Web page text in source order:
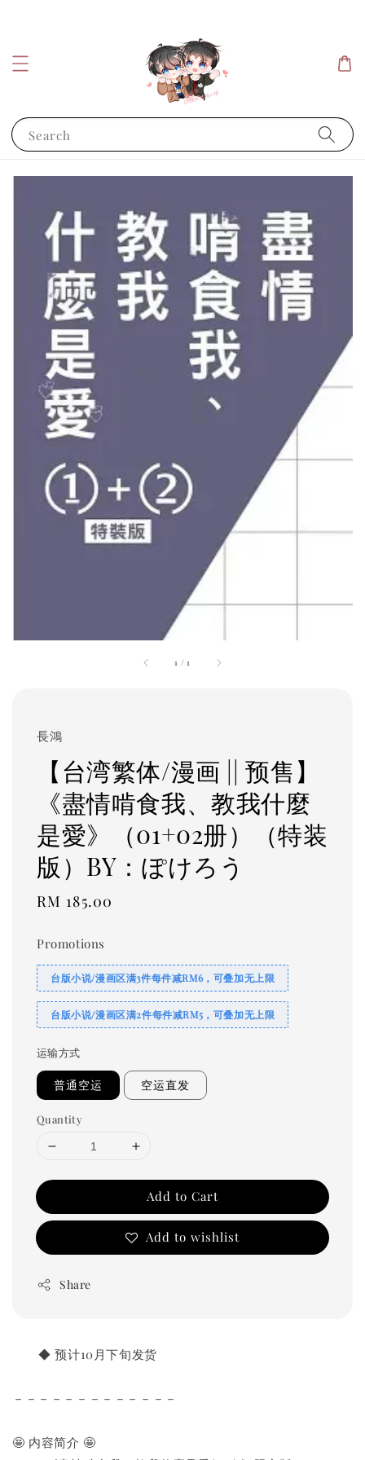
Search
1 /1
長鴻
【台湾繁体/漫画 || 预售】
《盡情啃食我、教我什麼
是愛》（01+02册）（特装
版）BY：ぽけろう
Regular
RM 185.00
Promotions
台版小说/漫画区满3件每件减RM6，可叠加无上限
台版小说/漫画区满2件每件减RM5，可叠加无上限
运输方式
普通空运 空运直发
Quantity
Add to Cart
Add to wishlist
Share
◆ 预计10月下旬发货
－－－－－－－－－－－－－
🤩 内容简介 🤩